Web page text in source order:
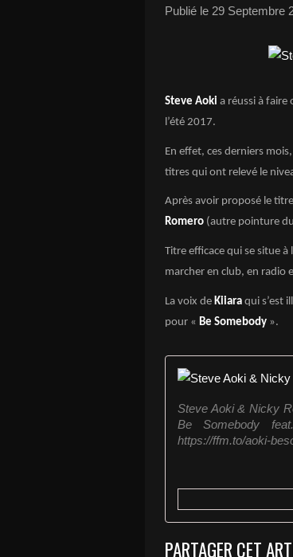
Publié le 29 Septembre
Steve Aoki a réussi à faire
l’été 2017.
En effet, ces derniers
titres qui ont relevé le
Après avoir proposé le
Romero (autre pointure
Titre efficace qui se situe
marcher en club, en radio
La voix de Kiiara qui s’est
pour « Be Somebody ».
Steve Aoki & Nicky
Be Somebody
https://ffm.to/aoki-
PARTAGER CET